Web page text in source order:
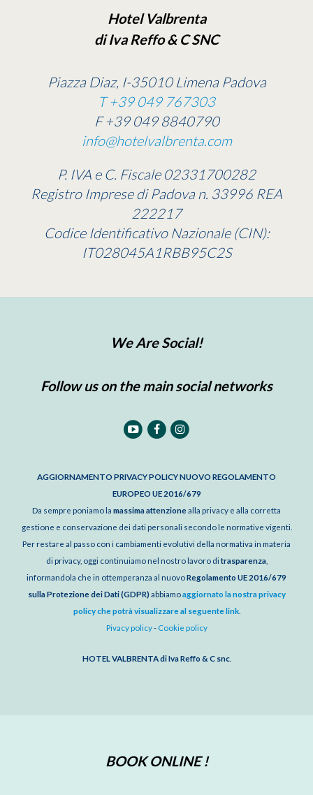
Hotel Valbrenta
di Iva Reffo & C SNC
Piazza Diaz, I-35010 Limena Padova
T +39 049 767303
F +39 049 8840790
info@hotelvalbrenta.com
P. IVA e C. Fiscale 02331700282
Registro Imprese di Padova n. 33996 REA
222217
Codice Identificativo Nazionale (CIN):
IT028045A1RBB95C2S
We Are Social!
Follow us on the main social networks
AGGIORNAMENTO PRIVACY POLICY NUOVO REGOLAMENTO
EUROPEO UE 2016/679
Da sempre poniamo la massima attenzionealla privacy e alla corretta
gestione e conservazione dei dati personali secondo le normative vigenti.
Per restare al passo con i cambiamenti evolutivi della normativa in materia
di privacy, oggi continuiamo nel nostro lavoro ditrasparenza,
informandola che in ottemperanza al nuovoRegolamento UE 2016/679
sulla Protezione dei Dati (GDPR)abbiamoaggiornato la nostra privacy
policy che potrà visualizzare al seguente link.
Pivacy policy- Cookie policy
HOTEL VALBRENTA di Iva Reffo & C snc.
BOOK ONLINE !